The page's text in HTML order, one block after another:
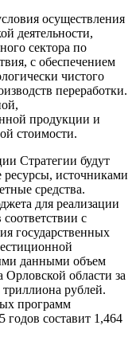
осуществления
деятельности,
сектора по
с обеспечением
чистого
переработки.
продукции и
стоимости.
Стратегии будут
источниками
средства.
для реализации
с
государственных
данными объем
Орловской области за
рублей.
программ
годов составит 1,464